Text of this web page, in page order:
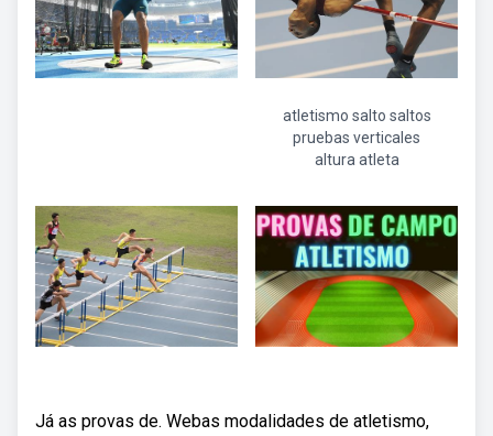
atletismo salto saltos
pruebas verticales
altura atleta
Já as provas de. Webas modalidades de atletismo,